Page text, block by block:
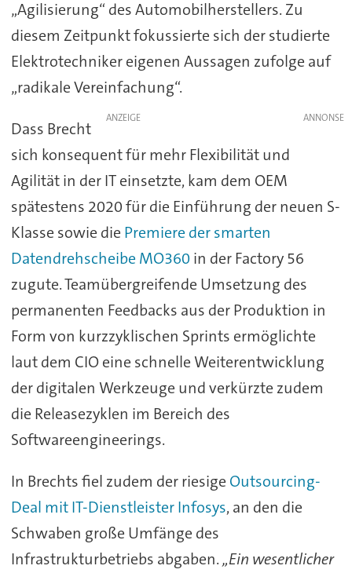
„Agilisierung“ des Automobilherstellers. Zu
diesem Zeitpunkt fokussierte sich der studierte
Elektrotechniker eigenen Aussagen zufolge auf
„radikale Vereinfachung“.
ANZEIGE
Dass Brecht
sich konsequent für mehr Flexibilität und
Agilität in der IT einsetzte, kam dem OEM
spätestens 2020 für die Einführung der neuen S-
Klasse sowie die Premiere der smarten
Datendrehscheibe MO360 in der Factory 56
zugute. Teamübergreifende Umsetzung des
permanenten Feedbacks aus der Produktion in
Form von kurzzyklischen Sprints ermöglichte
laut dem CIO eine schnelle Weiterentwicklung
der digitalen Werkzeuge und verkürzte zudem
die Releasezyklen im Bereich des
Softwareengineerings.
In Brechts fiel zudem der riesige Outsourcing-
Deal mit IT-Dienstleister Infosys, an den die
Schwaben große Umfänge des
Infrastrukturbetriebs abgaben.„Ein wesentlicher